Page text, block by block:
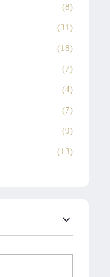
(8)
(31)
(18)
(7)
(4)
(7)
(9)
(13)